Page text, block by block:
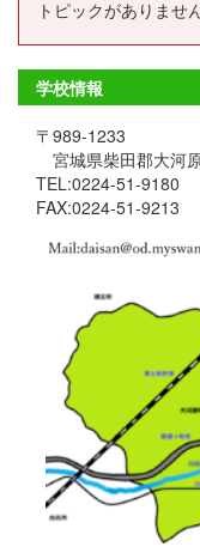
トピックがありません
学校情報
〒989-1233
宮城県柴田郡大河
TEL:0224-51-9180
FAX:0224-51-9213